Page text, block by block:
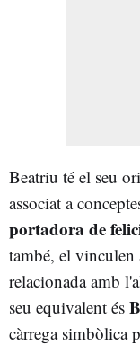
Beatriu té el seu
associat a
portadora de
també, el vinculen
relacionada amb
seu equivalent és
càrrega simbòlica